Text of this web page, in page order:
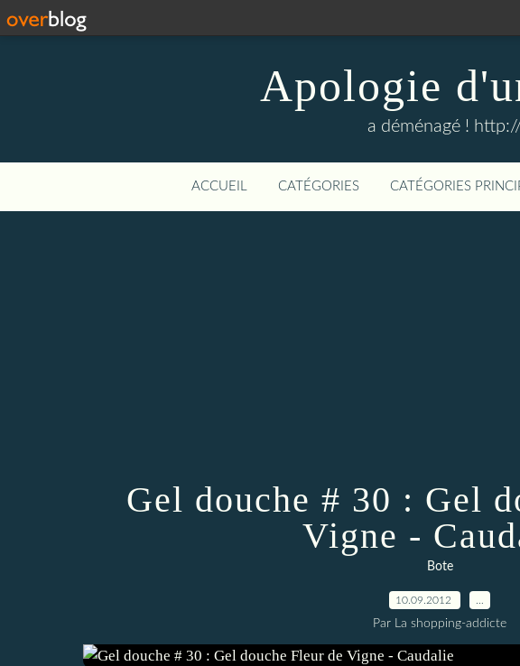
Apologie
a déménagé !
ACCUEIL CATÉGORIES CATÉGORIES
Gel douche # 30 : Gel
Vigne -
Bote
10.09.2012
Par La shopping-addicte